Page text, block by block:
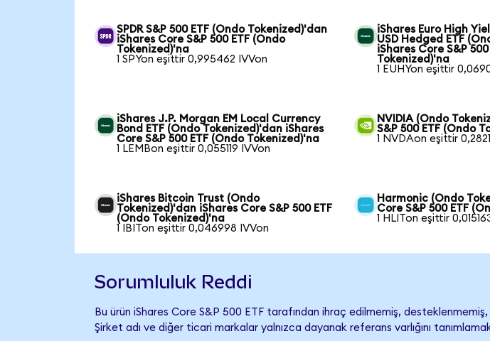
SPDR S&P 500 ETF (Ondo Tokenized)'dan
iShares Core S&P 500 ETF (Ondo
Tokenized)'na
1 SPYon eşittir 0,995462 IVVon
iShares Euro High
USD Hedged ETF
iShares Core S&P
Tokenized)'na
1 EUHYon eşittir
iShares J.P. Morgan EM Local Currency
Bond ETF (Ondo Tokenized)'dan iShares
Core S&P 500 ETF (Ondo Tokenized)'na
1 LEMBon eşittir 0,055119 IVVon
NVIDIA (Ondo
S&P 500 ETF (Ondo
1 NVDAon eşittir
iShares Bitcoin Trust (Ondo
Tokenized)'dan iShares Core S&P 500 ETF
(Ondo Tokenized)'na
1 IBITon eşittir 0,046998 IVVon
Harmonic (Ondo
Core S&P 500 ETF
1 HLITon eşittir
Sorumluluk Reddi
Bu ürün iShares Core S&P 500 ETF tarafından ihraç edilmemiş,
Şirket adı ve diğer ticari markalar yalnızca dayanak referans varlığını